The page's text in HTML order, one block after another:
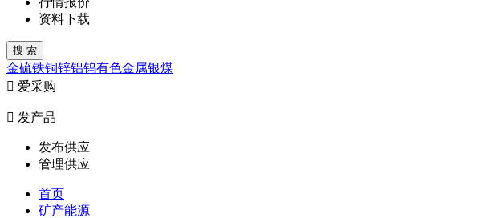
资料下载
金硫铁铜锌铝钨有色金属银煤
 爱采购
 发产品
发布供应
管理供应
首页
矿产能源